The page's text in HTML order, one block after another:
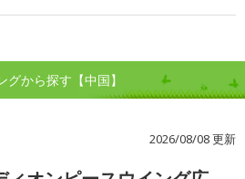
から探す【中国】
2026/08/08 更新